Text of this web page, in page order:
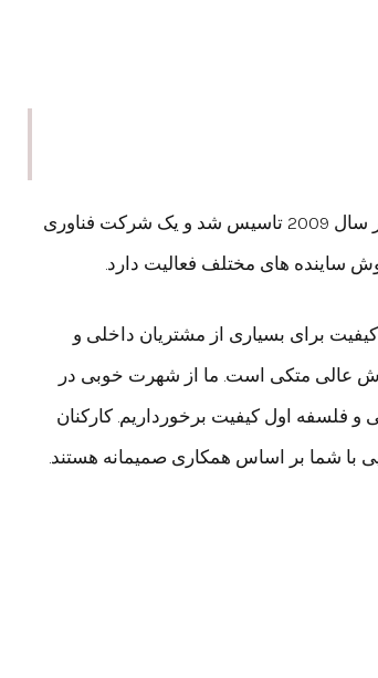
Henan Sicheng Abrasives Tech Co., Ltd در سال 2009 تاسیس شد و یک شرکت فناوری
ساینده های مختلف فعالیت دارد.
برای بسیاری از مشتریان داخلی و
عالی متکی است. ما از شهرت خوبی در
و فلسفه اول کیفیت برخورداریم. کارکنان
با شما بر اساس همکاری صمیمانه هستند.